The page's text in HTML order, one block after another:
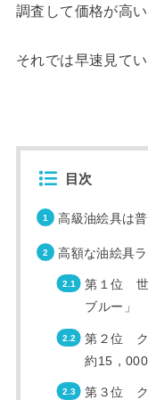
調査して価格が高
それでは早速見て
目次
高級油絵具は
高額な油絵具
第１位 世
ブルー」
第２位
約15，
第３位 ク